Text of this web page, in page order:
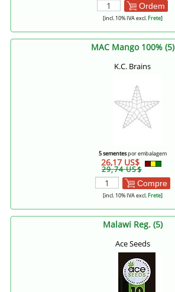
Ordem
[incl. 10% IVA excl.Frete]
MAC Mango 100% (5)
K.C. Brains
5 sementespor embalagem
26,17 US$
29,74 US$
Compre
[incl. 10% IVA excl.Frete]
Malawi Reg. (5)
Ace Seeds